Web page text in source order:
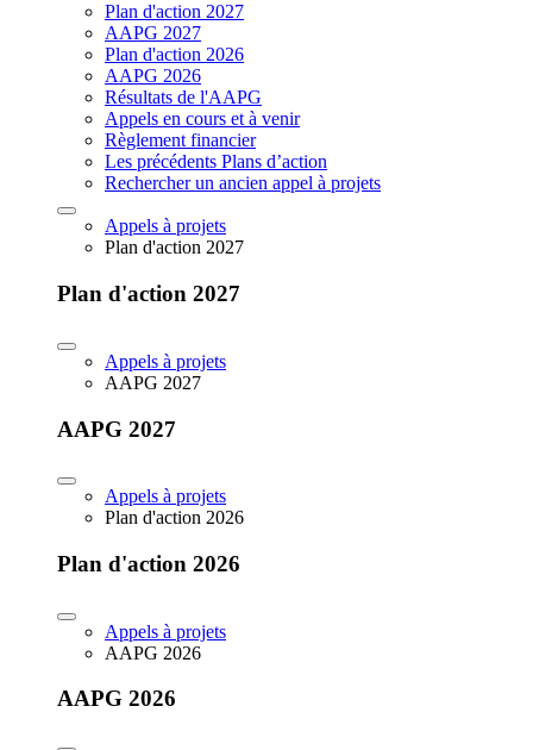
Plan d'action 2027
AAPG 2027
Plan d'action 2026
AAPG 2026
Résultats de l'AAPG
Appels en cours et à venir
Règlement financier
Les précédents Plans d’action
Rechercher un ancien appel à projets
Appels à projets
Plan d'action 2027
Plan d'action 2027
Appels à projets
AAPG 2027
AAPG 2027
Appels à projets
Plan d'action 2026
Plan d'action 2026
Appels à projets
AAPG 2026
AAPG 2026